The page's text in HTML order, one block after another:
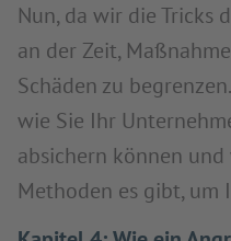
Nun, da wir die Tricks
an der Zeit,
Schäden zu
wie Sie Ihr
absichern können
Methoden es gibt, um